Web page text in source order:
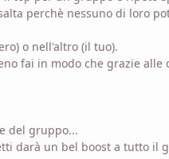
perchè nessuno di loro
o nell'altro (il tuo).
fai in modo che grazie alle
del gruppo...
darà un bel boost a tutto il